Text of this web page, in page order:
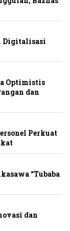
Digitalisasi
Optimistis
dan
Perkuat
“Tubaba
dan